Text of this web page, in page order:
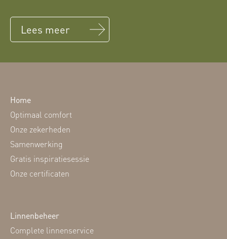
Lees meer
Home
Optimaal comfort
Onze zekerheden
Samenwerking
Gratis inspiratiesessie
Onze certificaten
Linnenbeheer
Complete linnenservice